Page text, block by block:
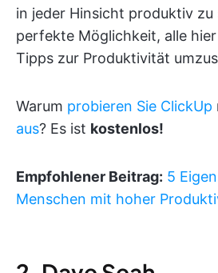
in jeder Hinsicht produktiv zu
perfekte Möglichkeit, alle
Tipps zur Produktivität
Warum probieren Sie ClickUp
aus? Es ist kostenlos!
Empfohlener Beitrag: 5
Menschen mit hoher